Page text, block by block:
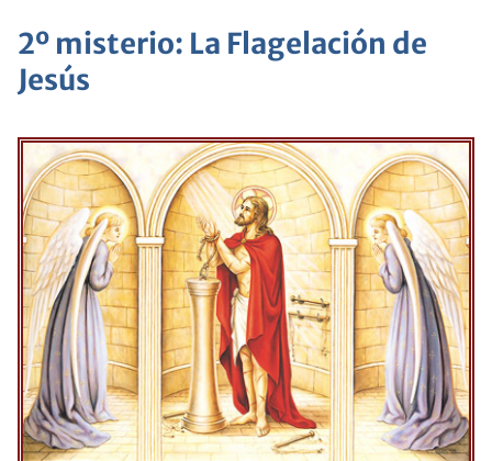
2º misterio: La Flagelación de
Jesús